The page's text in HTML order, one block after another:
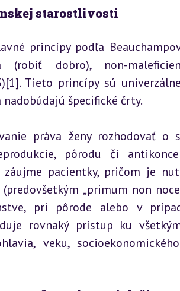
starostlivosti
princípy podľa
(robiť dobro), non-
Tieto princípy sú
špecifické črty.
práva ženy rozhodovať o
pôrodu či
pacientky, pričom je
(predovšetkým „primum non
pri pôrode alebo v
rovnaký prístup ku
veku,